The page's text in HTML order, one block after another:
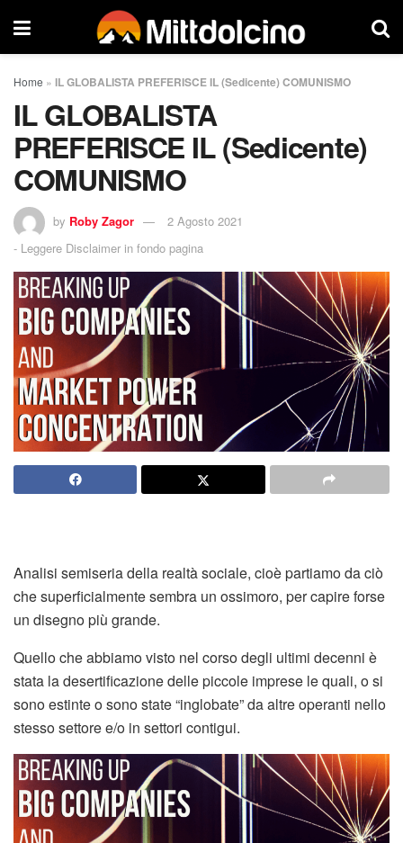
Home » IL GLOBALISTA PREFERISCE IL (Sedicente) COMUNISMO
IL GLOBALISTA
PREFERISCE IL (Sedicente)
COMUNISMO
by Roby Zagor
2 Agosto 2021
- Leggere Disclaimer in fondo pagina
Analisi semiseria della realtà sociale, cioè partiamo da ciò
che superficialmente sembra un ossimoro, per capire forse
un disegno più grande.
Quello che abbiamo visto nel corso degli ultimi decenni è
stata la desertificazione delle piccole imprese le quali, o si
sono estinte o sono state “inglobate” da altre operanti nello
stesso settore e/o in settori contigui.